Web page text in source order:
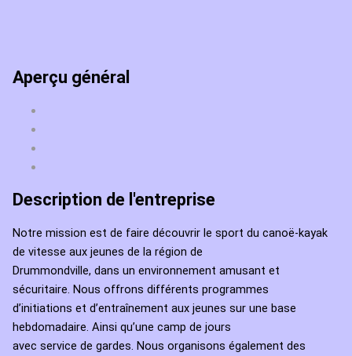
Aperçu général
Description de l'entreprise
Notre mission est de faire découvrir le sport du canoë-kayak
de vitesse aux jeunes de la région de
Drummondville, dans un environnement amusant et
sécuritaire. Nous offrons différents programmes
d’initiations et d’entraînement aux jeunes sur une base
hebdomadaire. Ainsi qu’une camp de jours
avec service de gardes. Nous organisons également des